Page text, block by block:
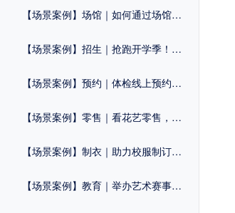
【场景案例】场馆｜如何通过场馆预约系统提升运营效率？
【场景案例】招生｜抢跑开学季！这套「招生系统」提前收藏
【场景案例】预约｜体检线上预约系统怎么做？
【场景案例】零售｜看花艺零售，如何打造自己的线上商城？
【场景案例】制衣｜助力校服制订流程化，提高管理效率！
【场景案例】教育｜举办艺术赛事，这套活动解决方案建议知道！